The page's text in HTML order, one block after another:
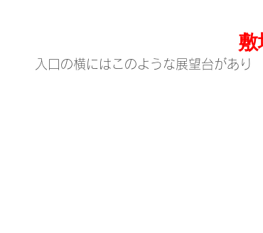
入口の横にはこのような展望台があり